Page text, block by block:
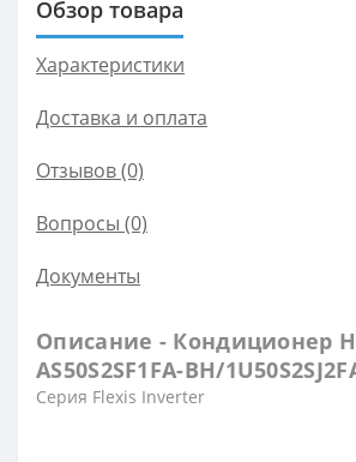
Обзор товара
Характеристики
Доставка и оплата
Отзывов (0)
Вопросы (0)
Документы
Описание - Кондиционер
AS50S2SF1FA-BH/
Серия Flexis Inverter